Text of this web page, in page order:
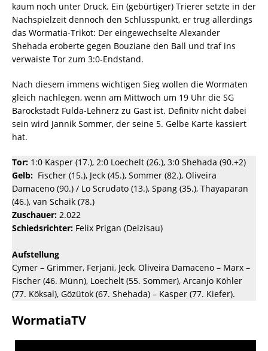
kaum noch unter Druck. Ein (gebürtiger) Trierer setzte in der
Nachspielzeit dennoch den Schlusspunkt, er trug allerdings
das Wormatia-Trikot: Der eingewechselte Alexander
Shehada eroberte gegen Bouziane den Ball und traf ins
verwaiste Tor zum 3:0-Endstand.
Nach diesem immens wichtigen Sieg wollen die Wormaten
gleich nachlegen, wenn am Mittwoch um 19 Uhr die SG
Barockstadt Fulda-Lehnerz zu Gast ist. Definitv nicht dabei
sein wird Jannik Sommer, der seine 5. Gelbe Karte kassiert
hat.
Tor: 1:0 Kasper (17.), 2:0 Loechelt (26.), 3:0 Shehada (90.+2)
Gelb: Fischer (15.), Jeck (45.), Sommer (82.), Oliveira
Damaceno (90.) / Lo Scrudato (13.), Spang (35.), Thayaparan
(46.), van Schaik (78.)
Zuschauer: 2.022
Schiedsrichter: Felix Prigan (Deizisau)
Aufstellung
Cymer – Grimmer, Ferjani, Jeck, Oliveira Damaceno – Marx –
Fischer (46. Münn), Loechelt (55. Sommer), Arcanjo Köhler
(77. Köksal), Gözütok (67. Shehada) – Kasper (77. Kiefer).
WormatiaTV